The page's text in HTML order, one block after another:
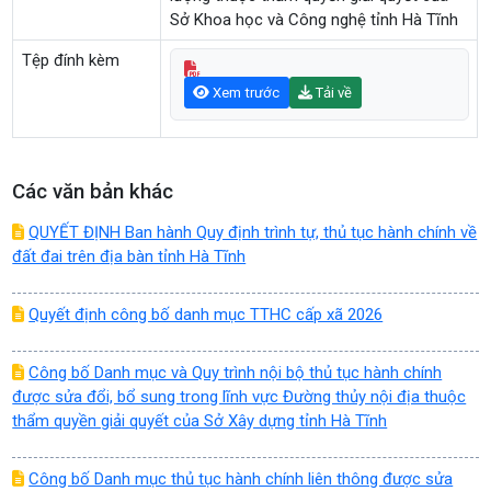
Sở Khoa học và Công nghệ tỉnh Hà Tĩnh
Tệp đính kèm
Xem trước Tải về
Các văn bản khác
QUYẾT ĐỊNH Ban hành Quy định trình tự, thủ tục hành chính về
đất đai trên địa bàn tỉnh Hà Tĩnh
Quyết định công bố danh mục TTHC cấp xã 2026
Công bố Danh mục và Quy trình nội bộ thủ tục hành chính
được sửa đổi, bổ sung trong lĩnh vực Đường thủy nội địa thuộc
thẩm quyền giải quyết của Sở Xây dựng tỉnh Hà Tĩnh
Công bố Danh mục thủ tục hành chính liên thông được sửa